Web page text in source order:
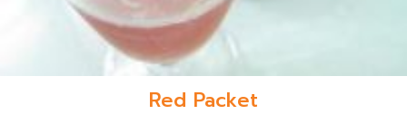
Red Packet